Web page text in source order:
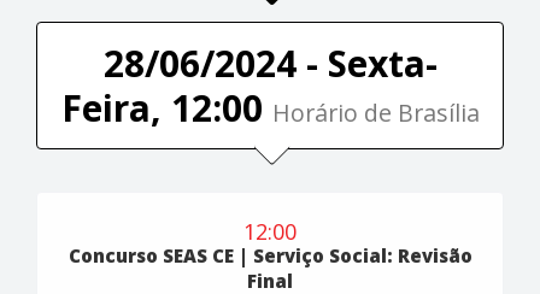
28/06/2024 - Sexta-
Feira, 12:00 Horário de Brasília
12:00
Concurso SEAS CE | Serviço Social: Revisão
Final